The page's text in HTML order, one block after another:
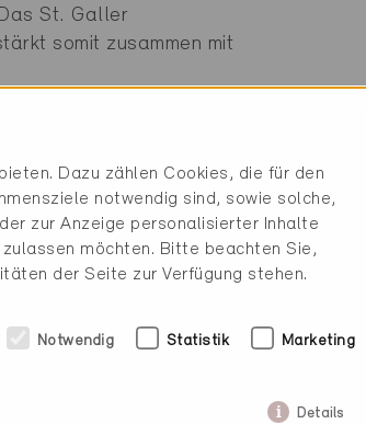
St. Galler
somit zusammen mit
Dazu zählen Cookies, die für den
notwendig sind, sowie solche,
zur Anzeige personalisierter Inhalte
möchten. Bitte beachten Sie,
der Seite zur Verfügung stehen.
Notwendig Statistik Marketing
Details